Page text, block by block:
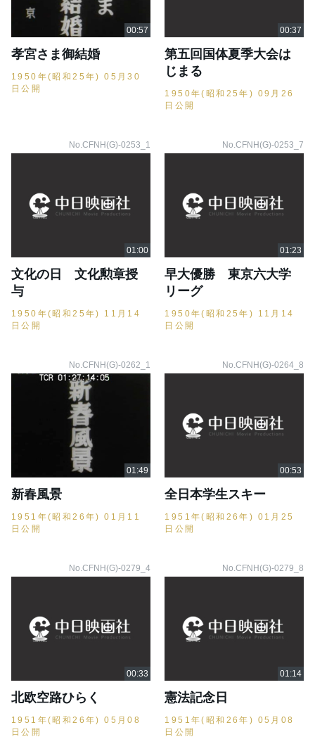
孝宮さま御結婚
1950年(昭和25年) 05月30
日公開
第五回国体夏季大会は
じまる
1950年(昭和25年) 09月26
日公開
No.CFNH(G)-0253_1
文化の日 文化勲章授
与
1950年(昭和25年) 11月14
日公開
No.CFNH(G)-0253_7
早大優勝 東京六大学
リーグ
1950年(昭和25年) 11月14
日公開
No.CFNH(G)-0262_1
新春風景
1951年(昭和26年) 01月11
日公開
No.CFNH(G)-0264_8
全日本学生スキー
1951年(昭和26年) 01月25
日公開
No.CFNH(G)-0279_4
北欧空路ひらく
1951年(昭和26年) 05月08
日公開
No.CFNH(G)-0279_8
憲法記念日
1951年(昭和26年) 05月08
日公開